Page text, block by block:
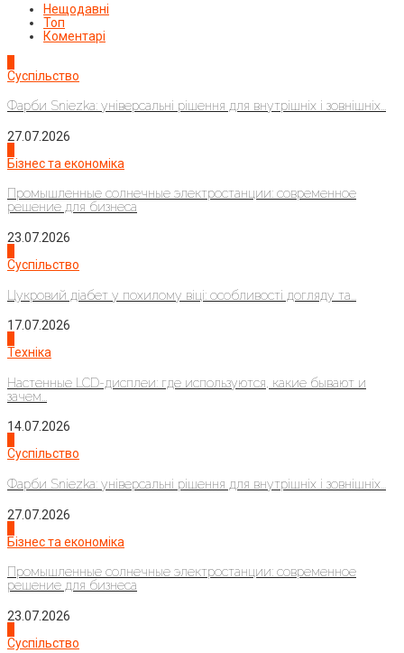
Нещодавні
Топ
Коментарі
Суспільство
Фарби Sniezka: універсальні рішення для внутрішніх і зовнішніх...
27.07.2026
Бізнес та економіка
Промышленные солнечные электростанции: современное
решение для бизнеса
23.07.2026
Суспільство
Цукровий діабет у похилому віці: особливості догляду та...
17.07.2026
Техніка
Настенные LCD-дисплеи: где используются, какие бывают и
зачем...
14.07.2026
Суспільство
Фарби Sniezka: універсальні рішення для внутрішніх і зовнішніх...
27.07.2026
Бізнес та економіка
Промышленные солнечные электростанции: современное
решение для бизнеса
23.07.2026
Суспільство